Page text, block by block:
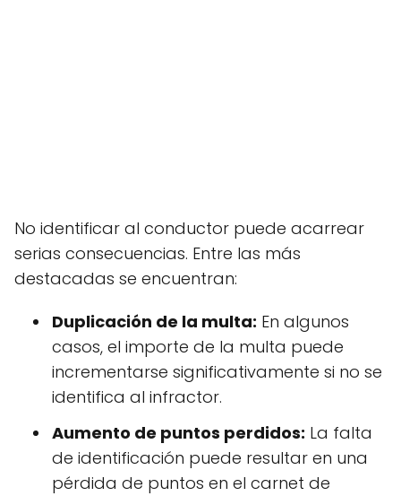
No identificar al conductor puede acarrear
serias consecuencias. Entre las más
destacadas se encuentran:
Duplicación de la multa: En algunos
casos, el importe de la multa puede
incrementarse significativamente si no se
identifica al infractor.
Aumento de puntos perdidos: La falta
de identificación puede resultar en una
pérdida de puntos en el carnet de